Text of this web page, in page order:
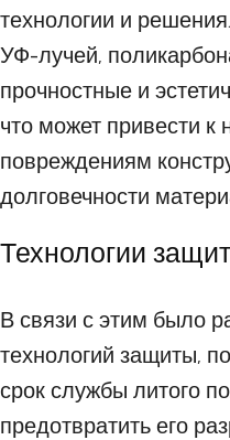
технологии и
УФ-лучей,
прочностные и
что может привести
повреждениям
долговечности
Технологии
В связи с этим было
технологий защиты,
срок службы литого
предотвратить его